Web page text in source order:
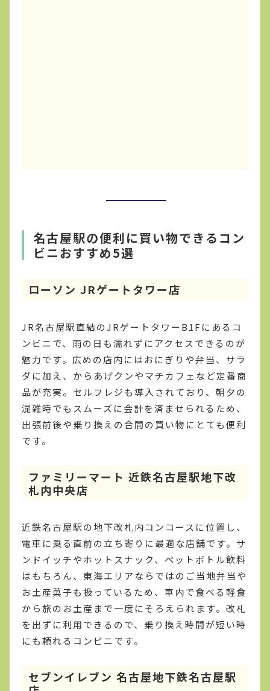
名古屋駅の便利に買い物できるコン
ビニおすすめ5選
ローソン JRゲートタワー店
JR名古屋駅直結のJRゲートタワーB1Fにあるコ
ンビニで、雨の日も濡れずにアクセスできるのが
魅力です。広めの店内にはおにぎりや弁当、サラ
ダに加え、からあげクンやマチカフェなど定番商
品が充実。セルフレジも導入されており、朝夕の
混雑時でもスムーズに会計を済ませられるため、
出張前後や乗り換えの合間の買い物にとても便利
です。
ファミリーマート 近鉄名古屋駅地下改
札内中央店
近鉄名古屋駅の地下改札内コンコースに位置し、
電車に乗る直前の立ち寄りに最適な店舗です。サ
ンドイッチやホットスナック、ペットボトル飲料
はもちろん、東海エリアならではのご当地弁当や
お土産菓子も扱っているため、車内で食べる軽食
から旅のお土産まで一度にそろえられます。改札
を出ずに利用できるので、乗り換え時間が短い時
にも頼れるコンビニです。
セブンイレブン 名古屋地下鉄名古屋駅